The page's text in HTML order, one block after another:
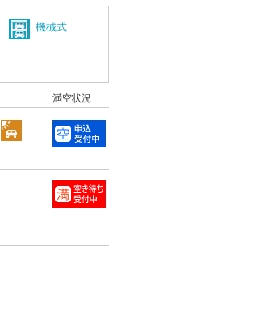
機械式
満空状況